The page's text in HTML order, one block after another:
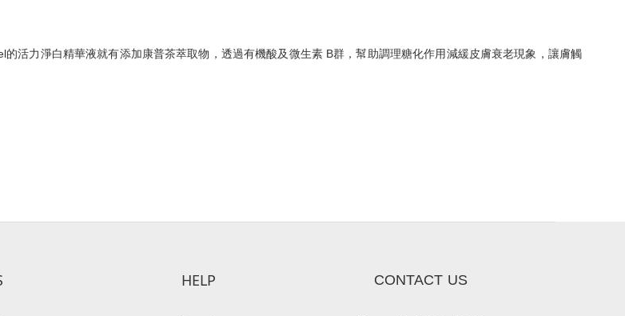
活力淨白精華液就有添加康普茶萃取物，透過有機酸及微生素 B群，幫助調理糖化作用減緩皮膚衰老現象，讓膚觸
HELP CONTACT US